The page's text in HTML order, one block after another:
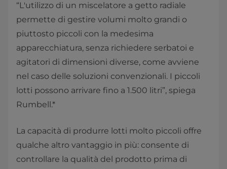
“L'utilizzo di un miscelatore a getto radiale
permette di gestire volumi molto grandi o
piuttosto piccoli con la medesima
apparecchiatura, senza richiedere serbatoi e
agitatori di dimensioni diverse, come avviene
nel caso delle soluzioni convenzionali. I piccoli
lotti possono arrivare fino a 1.500 litri”, spiega
Rumbell.*
La capacità di produrre lotti molto piccoli offre
qualche altro vantaggio in più: consente di
controllare la qualità del prodotto prima di